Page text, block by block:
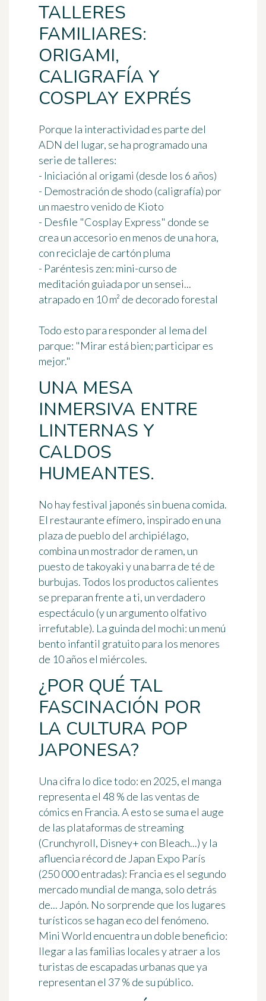
TALLERES
FAMILIARES:
ORIGAMI,
CALIGRAFÍA Y
COSPLAY EXPRÉS
Porque la interactividad es parte del
ADN del lugar, se ha programado una
serie de talleres:
- Iniciación al origami (desde los 6 años)
- Demostración de shodo (caligrafía) por
un maestro venido de Kioto
- Desfile "Cosplay Express" donde se
crea un accesorio en menos de una hora,
con reciclaje de cartón pluma
- Paréntesis zen: mini-curso de
meditación guiada por un sensei...
atrapado en 10 m² de decorado forestal
Todo esto para responder al lema del
parque: "Mirar está bien; participar es
mejor."
UNA MESA
INMERSIVA ENTRE
LINTERNAS Y
CALDOS
HUMEANTES.
No hay festival japonés sin buena comida.
El restaurante efímero, inspirado en una
plaza de pueblo del archipiélago,
combina un mostrador de ramen, un
puesto detakoyaki y una barra de té de
burbujas. Todos los productos calientes
se preparan frente a ti, un verdadero
espectáculo (y un argumento olfativo
irrefutable). La guinda del mochi: un menú
bento infantil gratuito para los menores
de 10 años el miércoles.
¿POR QUÉ TAL
FASCINACIÓN POR
LA CULTURA POP
JAPONESA?
Una cifra lo dice todo: en 2025, el manga
representa el 48 % de las ventas de
cómics en Francia. A esto se suma el auge
de las plataformas de streaming
(Crunchyroll, Disney+ con Bleach...) y la
afluencia récord de Japan Expo París
(250 000 entradas): Francia es el segundo
mercado mundial de manga, solo detrás
de... Japón. No sorprende que los lugares
turísticos se hagan eco del fenómeno.
Mini World encuentra un doble beneficio:
llegar a las familias locales y atraer a los
turistas de escapadas urbanas que ya
representan el 37 % de su público.